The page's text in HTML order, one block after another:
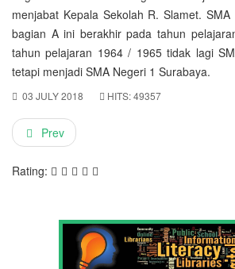
menjabat Kepala Sekolah R. Slamet.
bagian A ini berakhir pada tahun
tahun pelajaran 1964 / 1965 tidak lagi
tetapi menjadi SMA Negeri 1 Surabaya.
03 JULY 2018 HITS: 49357
Prev
Rating: